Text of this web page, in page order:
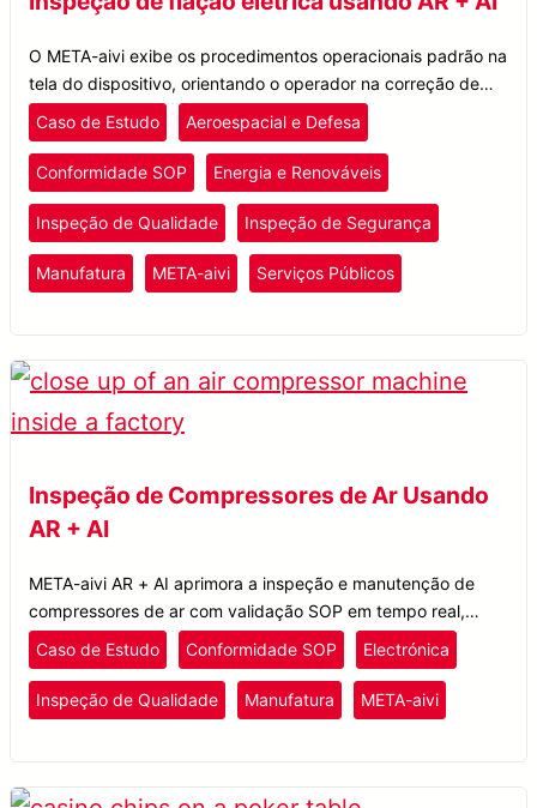
O META-aivi exibe os procedimentos operacionais padrão na
tela do dispositivo, orientando o operador na correção de
quaisquer erros e, ao mesmo tempo, exibindo resultados de
detecção com carimbo de data/hora.
Caso de Estudo Aeroespacial e Defesa
Conformidade SOP Energia e Renováveis
Inspeção de Qualidade Inspeção de Segurança
Manufatura META-aivi Serviços Públicos
Inspeção de Compressores de Ar Usando
AR + AI
META-aivi AR + AI aprimora a inspeção e manutenção de
compressores de ar com validação SOP em tempo real,
garantindo conformidade e manutenção de registros digitais.
Caso de Estudo Conformidade SOP Electrónica
Inspeção de Qualidade Manufatura META-aivi